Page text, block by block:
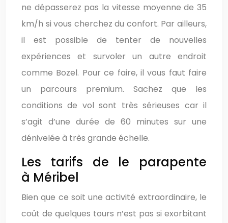
ne dépasserez pas la vitesse moyenne de 35
km/h si vous cherchez du confort. Par ailleurs,
il est possible de tenter de nouvelles
expériences et survoler un autre endroit
comme Bozel. Pour ce faire, il vous faut faire
un parcours premium. Sachez que les
conditions de vol sont très sérieuses car il
s’agit d’une durée de 60 minutes sur une
dénivelée à très grande échelle.
Les tarifs de le parapente
à Méribel
Bien que ce soit une activité extraordinaire, le
coût de quelques tours n’est pas si exorbitant